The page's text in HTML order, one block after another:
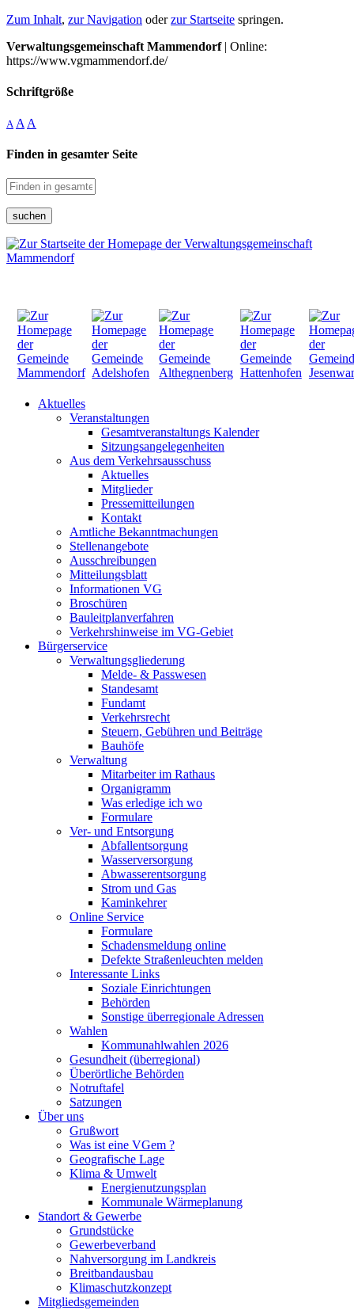
Zum Inhalt, zur Navigation oderzur Startseite springen.
Verwaltungsgemeinschaft Mammendorf| Online:
https://www.vgmammendorf.de/
Schriftgröße
A A A
Finden in gesamter Seite
suchen
Aktuelles
Veranstaltungen
Gesamtveranstaltungs Kalender
Sitzungsangelegenheiten
Aus dem Verkehrsausschuss
Aktuelles
Mitglieder
Pressemitteilungen
Kontakt
Amtliche Bekanntmachungen
Stellenangebote
Ausschreibungen
Mitteilungsblatt
Informationen VG
Broschüren
Bauleitplanverfahren
Verkehrshinweise im VG-Gebiet
Bürgerservice
Verwaltungsgliederung
Melde- & Passwesen
Standesamt
Fundamt
Verkehrsrecht
Steuern, Gebühren und Beiträge
Bauhöfe
Verwaltung
Mitarbeiter im Rathaus
Organigramm
Was erledige ich wo
Formulare
Ver- und Entsorgung
Abfallentsorgung
Wasserversorgung
Abwasserentsorgung
Strom und Gas
Kaminkehrer
Online Service
Formulare
Schadensmeldung online
Defekte Straßenleuchten melden
Interessante Links
Soziale Einrichtungen
Behörden
Sonstige überregionale Adressen
Wahlen
Kommunahlwahlen 2026
Gesundheit (überregional)
Überörtliche Behörden
Notruftafel
Satzungen
Über uns
Grußwort
Was ist eine VGem ?
Geografische Lage
Klima & Umwelt
Energienutzungsplan
Kommunale Wärmeplanung
Standort & Gewerbe
Grundstücke
Gewerbeverband
Nahversorgung im Landkreis
Breitbandausbau
Klimaschutzkonzept
Mitgliedsgemeinden